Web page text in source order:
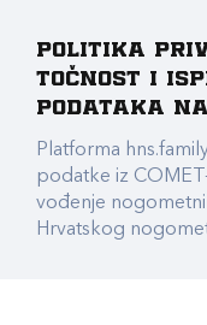
Politika
točnost i
podataka
Platforma
podatke iz
vođenje
Hrvatskog